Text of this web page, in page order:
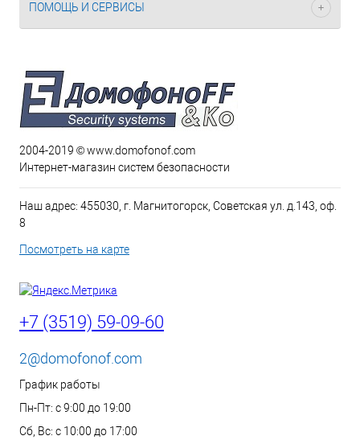
ПОМОЩЬ И СЕРВИСЫ
2004-2019 © www.domofonof.com
Интернет-магазин систем безопасности
Наш адрес: 455030, г. Магнитогорск, Советская ул. д.143, оф.
8
Посмотреть на карте
+7 (3519) 59-09-60
2@domofonof.com
График работы
Пн-Пт: с 9:00 до 19:00
Сб, Вс: с 10:00 до 17:00